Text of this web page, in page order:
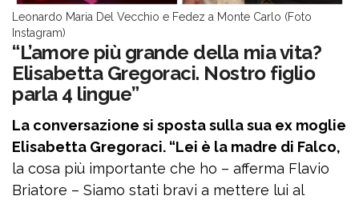
Leonardo Maria Del Vecchio e Fedez a Monte Carlo (Foto
Instagram)
“L’amore più grande della mia vita?
Elisabetta Gregoraci. Nostro figlio
parla 4 lingue”
La conversazione si sposta sulla sua ex moglie
Elisabetta Gregoraci. “Lei è la madre di Falco,
la cosa più importante che ho – afferma Flavio
Briatore – Siamo stati bravi a mettere lui al